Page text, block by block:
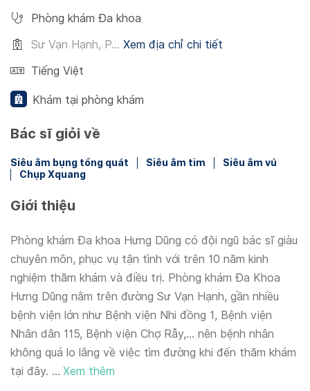
Phòng khám Đa khoa
Sư Vạn Hạnh, P... Xem địa chỉ chi tiết
Tiếng Việt
Khám tại phòng khám
Bác sĩ giỏi về
Siêu âm bụng tổng quát Siêu âm tim
Siêu âm vú
Chụp Xquang
Giới thiệu
Phòng khám Đa khoa Hưng Dũng có đội ngũ bác sĩ giàu
chuyên môn, phục vụ tận tình với trên 10 năm kinh
nghiệm thăm khám và điều trị. Phòng khám Đa Khoa
Hưng Dũng nằm trên đường Sư Vạn Hạnh, gần nhiều
bệnh viện lớn như Bệnh viện Nhi đồng 1, Bệnh viện
Nhân dân 115, Bệnh viện Chợ Rẫy,... nên bệnh nhân
không quá lo lắng về việc tìm đường khi đến thăm khám
tại đây. ... Xem thêm